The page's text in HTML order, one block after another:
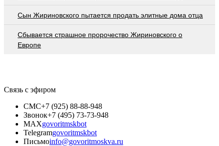
Сын Жириновского пытается продать элитные дома отца
Сбывается страшное пророчество Жириновского о
Европе
Связь с эфиром
СМС+7 (925) 88-88-948
Звонок+7 (495) 73-73-948
MAXgovoritmskbot
Telegramgovoritmskbot
Письмоinfo@govoritmoskva.ru